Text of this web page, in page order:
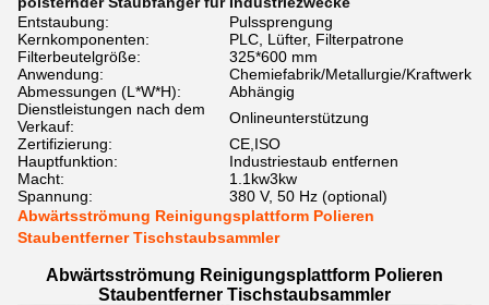
Entstaubung:
Pulssprengung
Kernkomponenten:
PLC, Lüfter, Filterpatrone
Filterbeutelgröße:
325*600 mm
Anwendung:
Chemiefabrik/Metallurgie/Kraftwerk
Abmessungen (L*W*H):
Abhängig
Dienstleistungen nach dem
Verkauf:
Onlineunterstützung
Zertifizierung:
CE,ISO
Hauptfunktion:
Industriestaub entfernen
Macht:
1.1kw3kw
Spannung:
380 V, 50 Hz (optional)
Abwärtsströmung Reinigungsplattform Polieren
Staubentferner Tischstaubsammler
Abwärtsströmung Reinigungsplattform Polieren
Staubentferner Tischstaubsammler